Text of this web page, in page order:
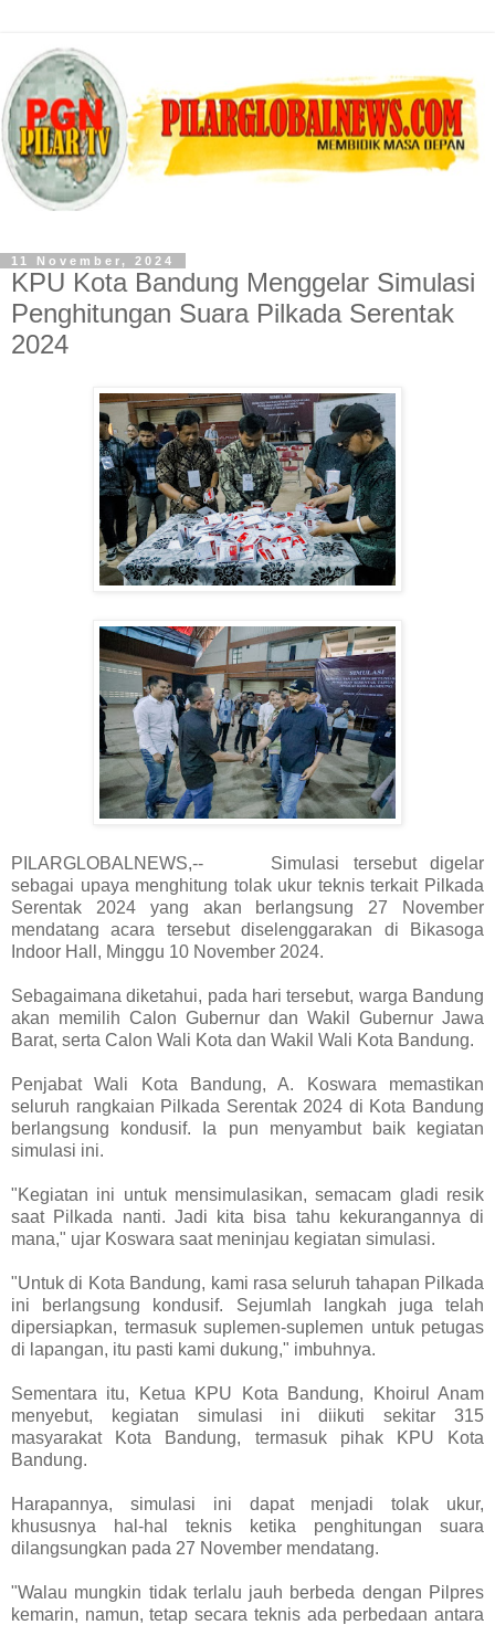
11 November, 2024
KPU Kota Bandung Menggelar Simulasi
Penghitungan Suara Pilkada Serentak
2024
PILARGLOBALNEWS,-- Simulasi tersebut digelar
sebagai upaya menghitung tolak ukur teknis terkait Pilkada
Serentak 2024 yang akan berlangsung 27 November
mendatang acara tersebut diselenggarakan di Bikasoga
Indoor Hall, Minggu 10 November 2024.
Sebagaimana diketahui, pada hari tersebut, warga Bandung
akan memilih Calon Gubernur dan Wakil Gubernur Jawa
Barat, serta Calon Wali Kota dan Wakil Wali Kota Bandung.
Penjabat Wali Kota Bandung, A. Koswara memastikan
seluruh rangkaian Pilkada Serentak 2024 di Kota Bandung
berlangsung kondusif. Ia pun menyambut baik kegiatan
simulasi ini.
"Kegiatan ini untuk mensimulasikan, semacam gladi resik
saat Pilkada nanti. Jadi kita bisa tahu kekurangannya di
mana," ujar Koswara saat meninjau kegiatan simulasi.
"Untuk di Kota Bandung, kami rasa seluruh tahapan Pilkada
ini berlangsung kondusif. Sejumlah langkah juga telah
dipersiapkan, termasuk suplemen-suplemen untuk petugas
di lapangan, itu pasti kami dukung," imbuhnya.
Sementara itu, Ketua KPU Kota Bandung, Khoirul Anam
menyebut, kegiatan simulasi ini diikuti sekitar 315
masyarakat Kota Bandung, termasuk pihak KPU Kota
Bandung.
Harapannya, simulasi ini dapat menjadi tolak ukur,
khususnya hal-hal teknis ketika penghitungan suara
dilangsungkan pada 27 November mendatang.
"Walau mungkin tidak terlalu jauh berbeda dengan Pilpres
kemarin, namun, tetap secara teknis ada perbedaan antara